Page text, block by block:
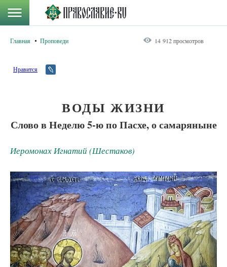
Главная Проповеди 14 912 просмотров
Нравится
ВОДЫ ЖИЗНИ
Слово в Неделю 5-ю по Пасхе, о самаряныне
Иеромонах Игнатий (Шестаков)